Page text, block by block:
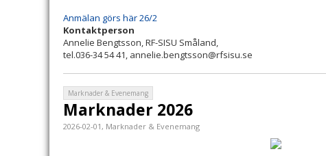
Anmälan görs här 26/2
Kontaktperson
Annelie Bengtsson, RF-SISU Småland,
tel.036-34 54 41, annelie.bengtsson@rfsisu.se
Marknader & Evenemang
Marknader 2026
2026-02-01, Marknader & Evenemang